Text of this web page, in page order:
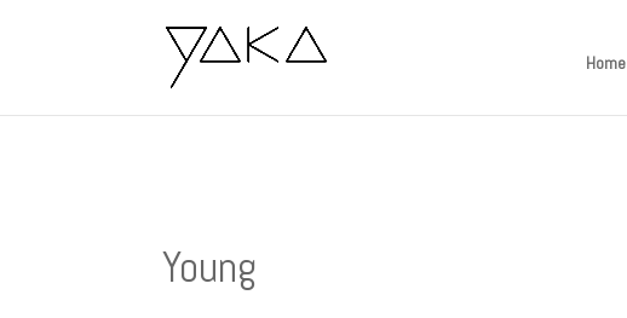
Home
Young